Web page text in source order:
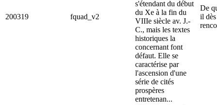
200319 fquad_v2
s'étendant du début
du Xe à la fin du
VIIIe siècle av. J.-
C., mais les textes
historiques la
concernant font
défaut. Elle se
caractérise par
l'ascension d'une
série de cités
prospères
entretenan...
De
il